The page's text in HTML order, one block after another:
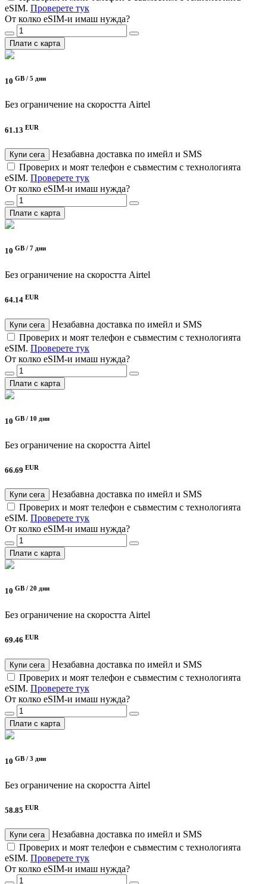
eSIM. Проверете тук
От колко eSIM-и имаш нужда?
Плати с карта
10 GB / 5 дни
Без ограничение на скоростта Airtel
61.13 EUR
Купи сега
Незабавна доставка по имейл и SMS
Проверих и моят телефон е съвместим с технологията
eSIM. Проверете тук
От колко eSIM-и имаш нужда?
Плати с карта
10 GB / 7 дни
Без ограничение на скоростта Airtel
64.14 EUR
Купи сега
Незабавна доставка по имейл и SMS
Проверих и моят телефон е съвместим с технологията
eSIM. Проверете тук
От колко eSIM-и имаш нужда?
Плати с карта
10 GB / 10 дни
Без ограничение на скоростта Airtel
66.69 EUR
Купи сега
Незабавна доставка по имейл и SMS
Проверих и моят телефон е съвместим с технологията
eSIM. Проверете тук
От колко eSIM-и имаш нужда?
Плати с карта
10 GB / 20 дни
Без ограничение на скоростта Airtel
69.46 EUR
Купи сега
Незабавна доставка по имейл и SMS
Проверих и моят телефон е съвместим с технологията
eSIM. Проверете тук
От колко eSIM-и имаш нужда?
Плати с карта
10 GB / 3 дни
Без ограничение на скоростта Airtel
58.85 EUR
Купи сега
Незабавна доставка по имейл и SMS
Проверих и моят телефон е съвместим с технологията
eSIM. Проверете тук
От колко eSIM-и имаш нужда?